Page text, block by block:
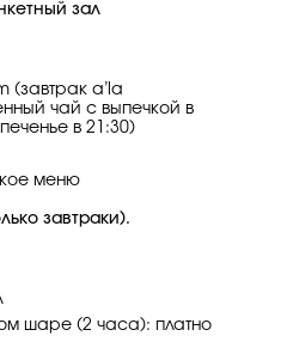
зал
(завтрак a’la
чай с выпечкой в
в 21:30)
меню
завтраки).
шаре (2 часа): платно